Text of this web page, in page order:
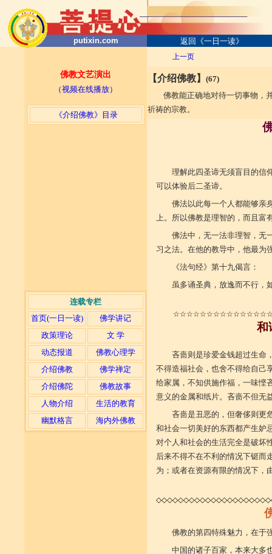
putixin.com 返回《一日一读》
佛教文艺演出
（视频在线播放）
连载专栏
首页(一日一读)
佛学讲记
政策理论
文 学
动态报道
佛教心理学
介绍佛教
佛学禅定
介绍佛陀
佛教故事
人物介绍
生活的教育
幽默格言
海内外佛教
上一页
【介绍佛教】 (67)
佛教能正确地对待一切事物，
祈祷的宗教。
理解此四圣谛无须盲目的信
可以体验后二圣谛。
佛法以此每一个人都能够亲
上。所以佛教是理智的，而且富
佛法中，无一法非理智，无
习之法。在他的教导中，他最为
《法句经》第十九偈言：
虽多诵圣典，放逸而不行，
和
吝啬则是珍爱金钱超过生命
不得造福社会，也舍不得给自己
给家属，不知供施作福，一味悭
意义的金属和纸片。吝啬不但无
吝啬是丑恶的，但奢侈则更
和社会一切美好的东西都产生妒
对个人和社会的生活完全是破坏
后来不得不在不利的情况下铤而
为；或者在资源有限的情况下，
佛教的第四特殊魅力，在于
中国的诸子百家，本来大多
《介绍佛教》目录